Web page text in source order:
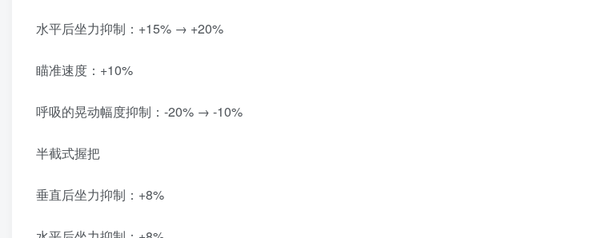
水平后坐力抑制：+15% → +20%
瞄准速度：+10%
呼吸的晃动幅度抑制：-20% → -10%
半截式握把
垂直后坐力抑制：+8%